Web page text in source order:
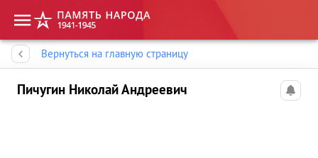
Вернуться на главную страницу
Пичугин Николай Андреевич
Память народа